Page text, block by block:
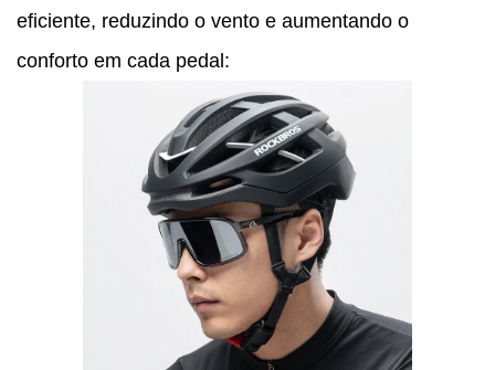
eficiente, reduzindo o vento e aumentando o
conforto em cada pedal: